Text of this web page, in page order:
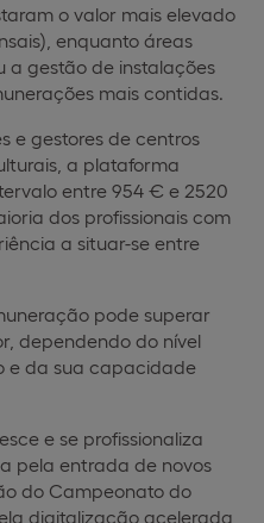
o valor mais elevado
enquanto áreas
a gestão de instalações
mais contidas.
e gestores de centros
a plataforma
entre 954 € e 2520
dos profissionais com
a situar-se entre
pode superar
dependendo do nível
e da sua capacidade
e se profissionaliza
pela entrada de novos
do Campeonato do
digitalização acelerada